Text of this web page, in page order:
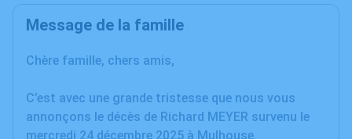
Message de la famille
Chère famille, chers amis,
C’est avec une grande tristesse que nous vous
annonçons le décès de Richard MEYER survenu le
mercredi 24 décembre 2025 à Mulhouse.